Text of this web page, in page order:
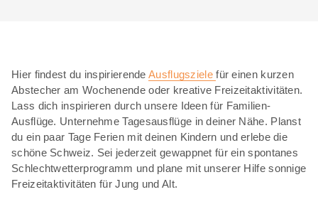
Hier findest du inspirierendeAusflugszielefür einen kurzen
Abstecher am Wochenende oder kreative Freizeitaktivitäten.
Lass dich inspirieren durch unsere Ideen für Familien-
Ausflüge. Unternehme Tagesausflüge in deiner Nähe. Planst
du ein paar Tage Ferien mit deinen Kindern und erlebe die
schöne Schweiz. Sei jederzeit gewappnet für ein spontanes
Schlechtwetterprogramm und plane mit unserer Hilfe sonnige
Freizeitaktivitäten für Jung und Alt.